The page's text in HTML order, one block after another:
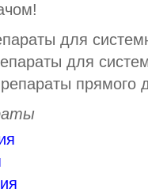
для
для
прямого